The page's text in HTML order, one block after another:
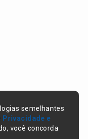
semelhantes
Privacidade e
você concorda